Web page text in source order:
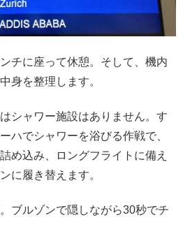
チに座って休憩。そして、機内
身を整理します。
シャワー施設はありません。す
ハでシャワーを浴びる作戦で、
め込み、ロングフライトに備え
に履き替えます。
ブルゾンで隠しながら30秒でチ